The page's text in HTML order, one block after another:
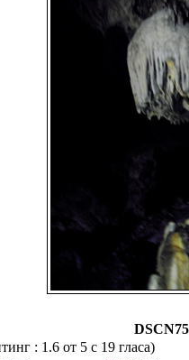
: 1.6 от 5 с 19 гласа)